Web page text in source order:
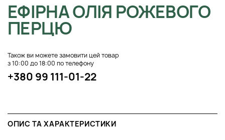
ЕФІРНА ОЛІЯ РОЖЕВОГО
ПЕРЦЮ
Також ви можете замовити цей товар
з 10:00 до 18:00 по телефону
+380 99 111-01-22
ОПИС ТА ХАРАКТЕРИСТИКИ